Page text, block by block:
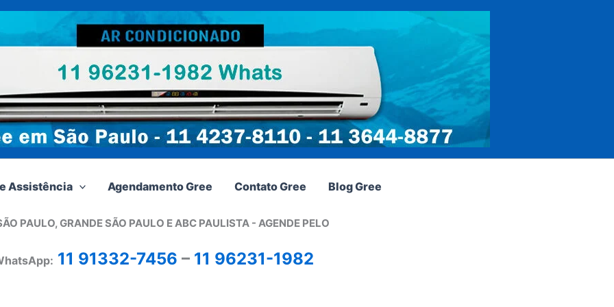
Assistência Agendamento Gree Contato Gree Blog Gree
PAULO, GRANDE SÃO PAULO E ABC PAULISTA - AGENDE PELO
11 91332-7456 – 11 96231-1982